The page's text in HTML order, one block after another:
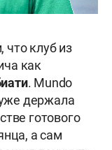
клуб из
как
. Mundo
держала
готового
а сам